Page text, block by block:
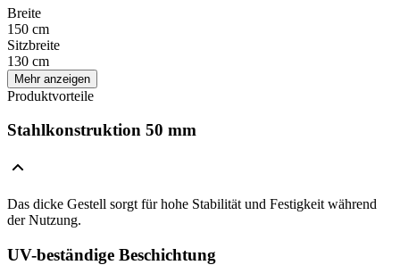
Breite
150 cm
Sitzbreite
130 cm
Mehr anzeigen
Produktvorteile
Stahlkonstruktion 50 mm
Das dicke Gestell sorgt für hohe Stabilität und Festigkeit während
der Nutzung.
UV-beständige Beschichtung